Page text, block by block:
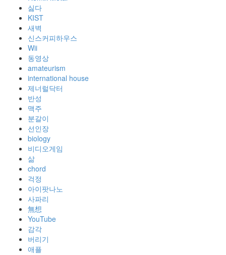
싫다
KIST
새벽
신스커피하우스
Wii
동영상
amateurism
international house
제너럴닥터
반성
맥주
분갈이
선인장
biology
비디오게임
삶
chord
걱정
아이팟나노
사파리
無想
YouTube
감각
버리기
애플